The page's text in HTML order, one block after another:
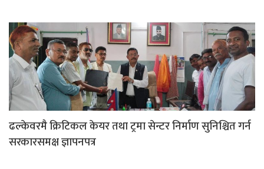
ढल्केवरमै क्रिटिकल केयर तथा ट्रमा सेन्टर निर्माण सुनिश्चित गर्न
सरकारसमक्ष ज्ञापनपत्र